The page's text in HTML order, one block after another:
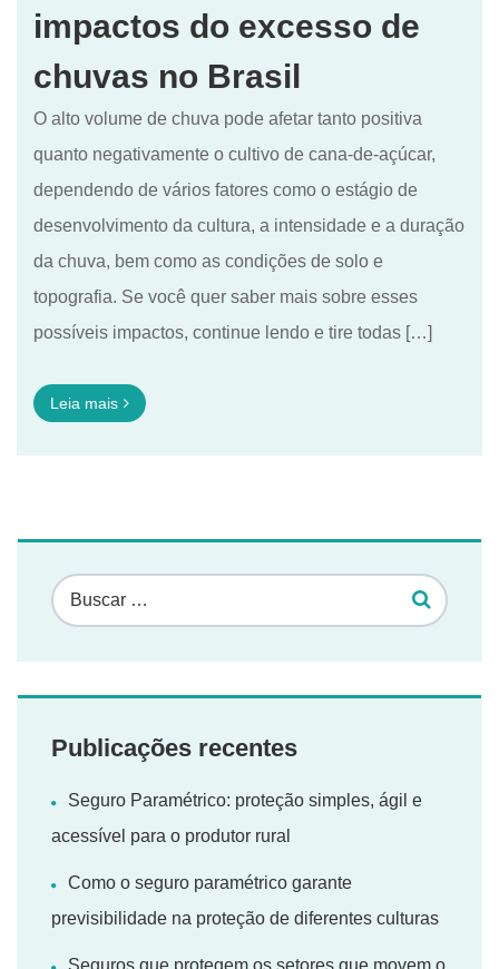
impactos do excesso de
chuvas no Brasil
O alto volume de chuva pode afetar tanto positiva
quanto negativamente o cultivo de cana-de-açúcar,
dependendo de vários fatores como o estágio de
desenvolvimento da cultura, a intensidade e a duração
da chuva, bem como as condições de solo e
topografia. Se você quer saber mais sobre esses
possíveis impactos, continue lendo e tire todas […]
Leia mais
Publicações recentes
Seguro Paramétrico: proteção simples, ágil e
acessível para o produtor rural
Como o seguro paramétrico garante
previsibilidade na proteção de diferentes culturas